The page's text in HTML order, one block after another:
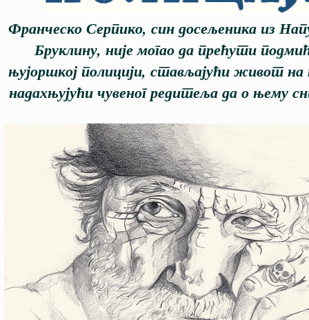
Франческо Серпико, син досељеника из
Бруклину, није могао да прећути
њујоршкој полицији, стављајући живот на
надахњујући чувеног редитеља да о њему